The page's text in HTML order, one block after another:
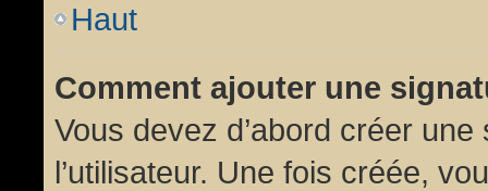
Haut
Comment ajouter une
Vous devez d’abord créer
l’utilisateur. Une fois créée,